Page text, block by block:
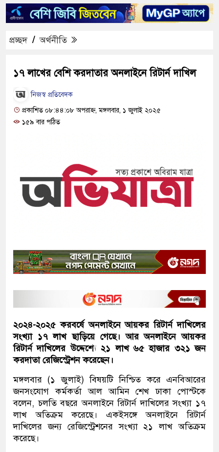
প্রচ্ছদ/অর্থনীতি
১৭ লাখের বেশি করদাতার অনলাইনে রিটার্ন দাখিল
নিজস্ব প্রতিবেদক
প্রকাশিত ০৮:৪৪:০৮ অপরাহ্ন, মঙ্গলবার, ১ জুলাই ২০২৫
১৫৯ বার পঠিত
২০২৪-২০২৫ করবর্ষে অনলাইনে আয়কর রিটার্ন দাখিলের
সংখ্যা ১৭ লাখ ছাড়িয়ে গেছে। আর অনলাইনে আয়কর
রিটার্ন দাখিলের উদ্দেশ্যে ২১ লাখ ৬৫ হাজার ৩২১ জন
করদাতা রেজিস্ট্রেশন করেছেন।
মঙ্গলবার (১ জুলাই) বিষয়টি নিশ্চিত করে এনবিআরের
জনসংযোগ কর্মকর্তা আল আমিন শেখ ঢাকা পোস্টকে
বলেন, চলতি বছরে অনলাইনে রিটার্ন দাখিলের সংখ্যা ১৭
লাখ অতিক্রম করেছে। একইসঙ্গে অনলাইনে রিটার্ন
দাখিলের জন্য রেজিস্ট্রেশনের সংখ্যা ২১ লাখ অতিক্রম
করেছে।